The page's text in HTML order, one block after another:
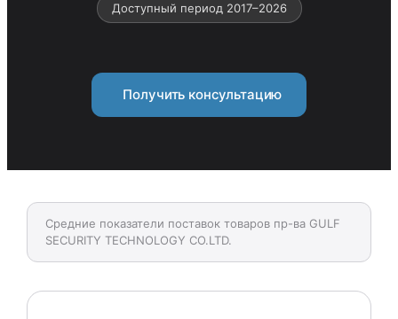
Доступный период 2017–2026
Получить консультацию
Средние показатели поставок товаров пр-ва GULF
SECURITY TECHNOLOGY CO.LTD.